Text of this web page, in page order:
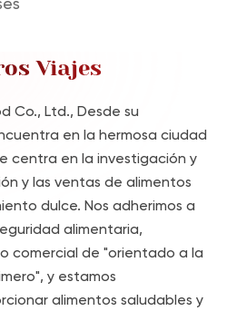
Viajes
Co., Ltd., Desde su
en la hermosa ciudad
centra en la investigación y
y las ventas de alimentos
dulce. Nos adherimos a
alimentaria,
comercial de "orientado a la
y estamos
alimentos saludables y